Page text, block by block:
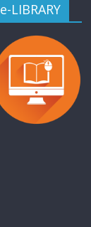
e-LIBRARY